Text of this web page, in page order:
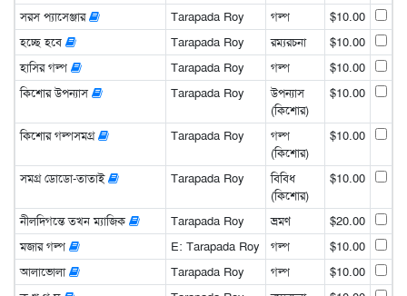
সরস প্যাসেঞ্জার
Tarapada Roy গল্প
$10.00
হচ্ছে হবে
Tarapada Roy রম্যরচনা
$10.00
হাসির গল্প
Tarapada Roy গল্প
$10.00
কিশোর উপন্যাস
Tarapada Roy
উপন্যাস
(কিশোর)
$10.00
কিশোর গল্পসমগ্র Tarapada Roy
গল্প
(কিশোর)
$10.00
সমগ্র ডোডো-তাতাই Tarapada Roy
বিবিধ
(কিশোর)
$10.00
নীলদিগন্তে তখন ম্যাজিক Tarapada Roy ভ্রমণ
$20.00
মজার গল্প
E: Tarapada Roy গল্প
$10.00
আলাভোলা
Tarapada Roy গল্প
$10.00